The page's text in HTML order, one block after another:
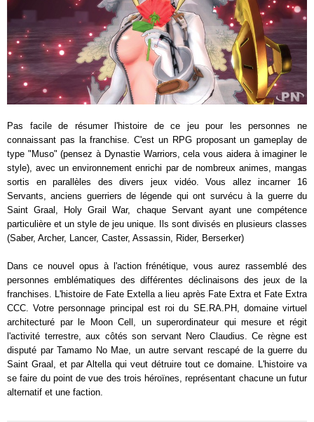
Pas facile de résumer l'histoire de ce jeu pour les personnes ne
connaissant pas la franchise. C'est un RPG proposant un gameplay de
type "Muso" (pensez à Dynastie Warriors, cela vous aidera à imaginer le
style), avec un environnement enrichi par de nombreux animes, mangas
sortis en parallèles des divers jeux vidéo. Vous allez incarner 16
Servants, anciens guerriers de légende qui ont survécu à la guerre du
Saint Graal, Holy Grail War, chaque Servant ayant une compétence
particulière et un style de jeu unique. Ils sont divisés en plusieurs classes
(Saber, Archer, Lancer, Caster, Assassin, Rider, Berserker)
Dans ce nouvel opus à l'action frénétique, vous aurez rassemblé des
personnes emblématiques des différentes déclinaisons des jeux de la
franchises. L'histoire de Fate Extella a lieu après Fate Extra et Fate Extra
CCC. Votre personnage principal est roi du SE.RA.PH, domaine virtuel
architecturé par le Moon Cell, un superordinateur qui mesure et régit
l'activité terrestre, aux côtés son servant Nero Claudius. Ce règne est
disputé par Tamamo No Mae, un autre servant rescapé de la guerre du
Saint Graal, et par Altella qui veut détruire tout ce domaine. L'histoire va
se faire du point de vue des trois héroïnes, représentant chacune un futur
alternatif et une faction.